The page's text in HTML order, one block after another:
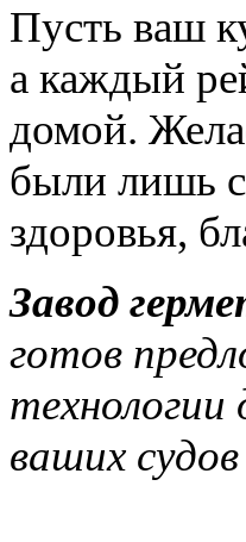
Пусть ваш
а каждый
домой.
были лишь
здоровья,
Завод
готов
технологии
ваших